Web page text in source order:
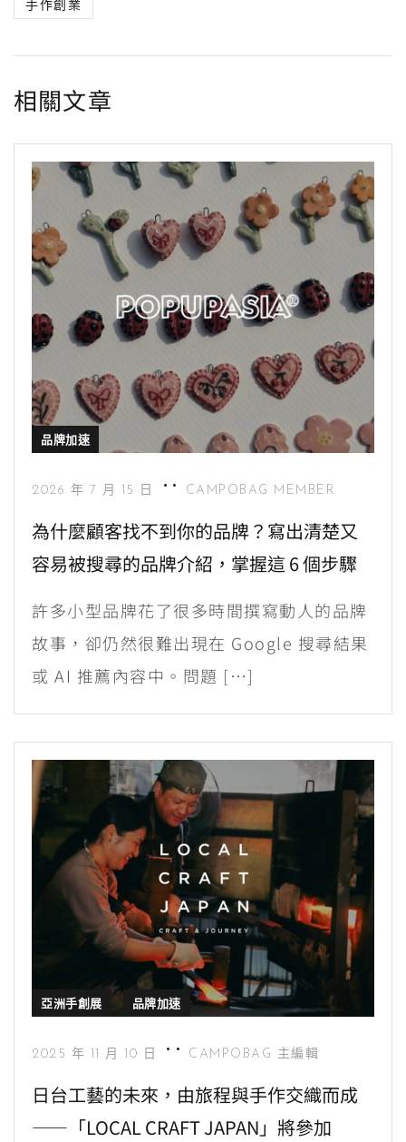
b
o
o
e
t
n
r
r
i
手作創業
相關文章
品牌加速
2026 年 7 月 15 日 CAMPOBAG MEMBER
為什麼顧客找不到你的品牌？寫出清楚又
容易被搜尋的品牌介紹，掌握這 6 個步驟
許多小型品牌花了很多時間撰寫動人的品牌
故事，卻仍然很難出現在 Google 搜尋結果
或 AI 推薦內容中。問題 […]
亞洲手創展 品牌加速
2025 年 11 月 10 日 CAMPOBAG 主編輯
日台工藝的未來，由旅程與手作交織而成
——「LOCAL CRAFT JAPAN」將參加